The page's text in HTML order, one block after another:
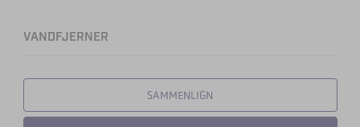
VANDFJERNER
SAMMENLIGN